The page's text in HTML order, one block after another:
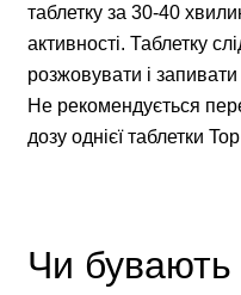
таблетку за 30-40
активності. Таблетку
розжовувати і
Не рекомендується
дозу однієї таблетки
Чи бувають